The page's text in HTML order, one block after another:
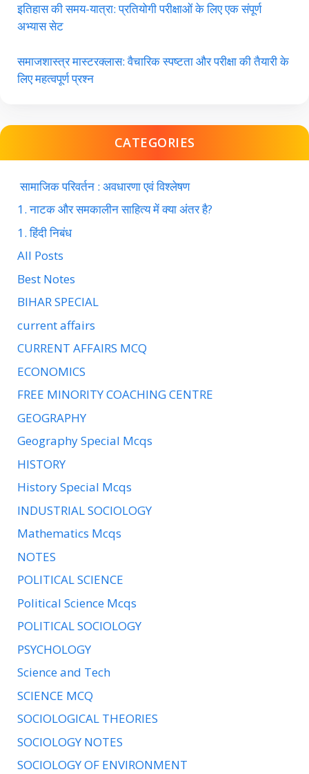
इतिहास की समय-यात्रा: प्रतियोगी परीक्षाओं के लिए एक संपूर्ण
अभ्यास सेट
समाजशास्त्र मास्टरक्लास: वैचारिक स्पष्टता और परीक्षा की तैयारी के
लिए महत्वपूर्ण प्रश्न
CATEGORIES
सामाजिक परिवर्तन : अवधारणा एवं विश्लेषण
1. नाटक और समकालीन साहित्य में क्या अंतर है?
1. हिंदी निबंध
All Posts
Best Notes
BIHAR SPECIAL
current affairs
CURRENT AFFAIRS MCQ
ECONOMICS
FREE MINORITY COACHING CENTRE
GEOGRAPHY
Geography Special Mcqs
HISTORY
History Special Mcqs
INDUSTRIAL SOCIOLOGY
Mathematics Mcqs
NOTES
POLITICAL SCIENCE
Political Science Mcqs
POLITICAL SOCIOLOGY
PSYCHOLOGY
Science and Tech
SCIENCE MCQ
SOCIOLOGICAL THEORIES
SOCIOLOGY NOTES
SOCIOLOGY OF ENVIRONMENT